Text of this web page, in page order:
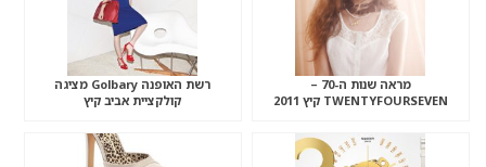
מראה שנות ה-70 –
TWENTYFOURSEVEN קיץ 2011
רשת האופנה Golbary מציגה
קולקציית אביב קיץ